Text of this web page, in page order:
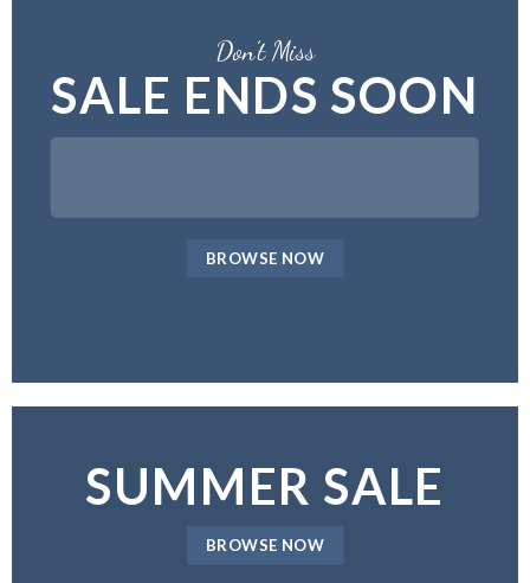
Don’t Miss
SALE ENDS SOON
BROWSE NOW
SUMMER SALE
BROWSE NOW